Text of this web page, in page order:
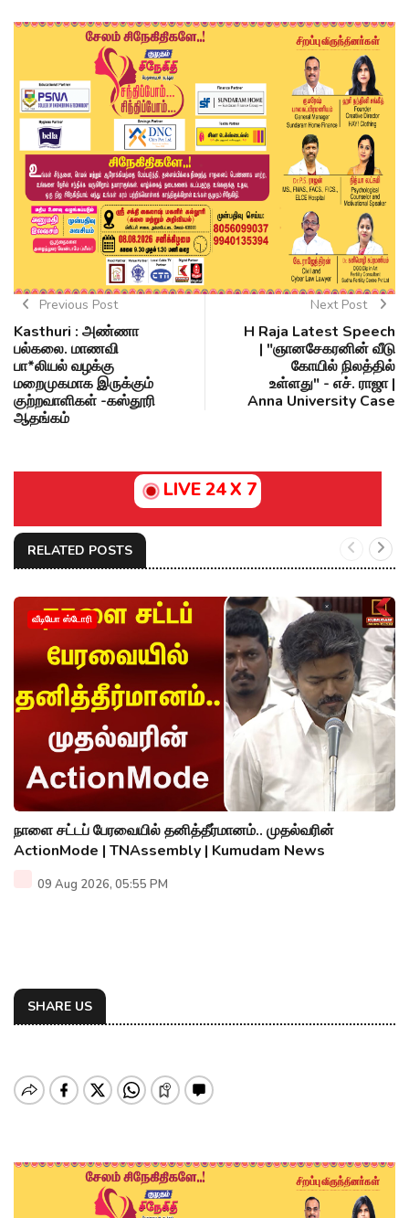
Previous Post
Kasthuri : அண்ணா
பல்கலை. மாணவி
பா*லியல் வழக்கு
மறைமுகமாக இருக்கும்
குற்றவாளிகள் -கஸ்தூரி
ஆதங்கம்
Next Post
H Raja Latest Speech
| "ஞானசேகரனின் வீடு
கோயில் நிலத்தில்
உள்ளது" - எச். ராஜா |
Anna University Case
LIVE 24 X 7
RELATED POSTS
வீடியோ ஸ்டோரி
நாளை சட்டப் பேரவையில் தனித்தீர்மானம்.. முதல்வரின்
ActionMode | TNAssembly | Kumudam News
09 Aug 2026, 05:55 PM
SHARE US